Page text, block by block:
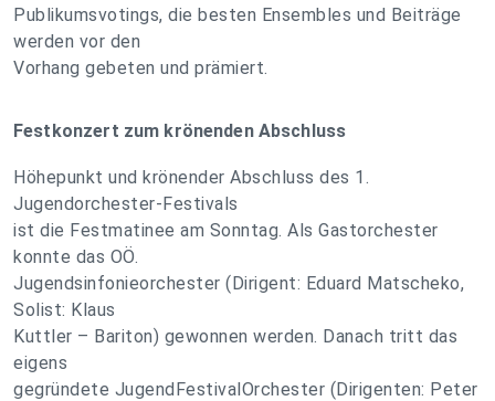
Publikumsvotings, die besten Ensembles und Beiträge
werden vor den
Vorhang gebeten und prämiert.
Festkonzert zum krönenden Abschluss
Höhepunkt und krönender Abschluss des 1.
Jugendorchester-Festivals
ist die Festmatinee am Sonntag. Als Gastorchester
konnte das OÖ.
Jugendsinfonieorchester (Dirigent: Eduard Matscheko,
Solist: Klaus
Kuttler – Bariton) gewonnen werden. Danach tritt das
eigens
gegründete JugendFestivalOrchester (Dirigenten: Peter